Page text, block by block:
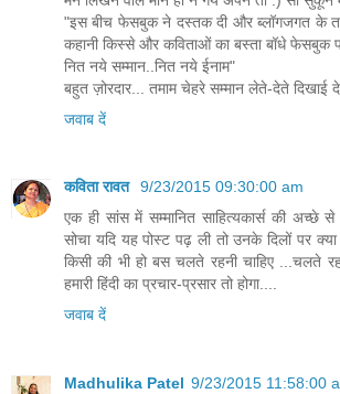
"इस बीच फेसबुक ने दस्तक दी और ब्लॉगजगत के
कहानी किस्से और कविताओं का बस्ता बॉधे फेसबुक
नित नये सम्मान..नित नये ईनाम"
बहुत ज़ोरदार... तमाम चेहरे सम्मान लेते-देते दिखाई दे
जवाब दें
कविता रावत 9/23/2015 09:30:00 am
एक ही सांस में सम्मानित साहित्यकार्स की अच्छे
सोचा यदि यह पोस्ट पढ़ ली तो उनके दिलों पर
किसी की भी हो बस चलते रहनी चाहिए ...चलते
हमारी हिंदी का प्रचार-प्रसार तो होगा....
जवाब दें
Madhulika Patel 9/23/2015 11:58:00